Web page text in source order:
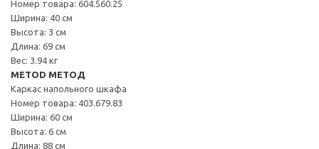
Номер товара: 604.560.25
Ширина: 40 см
Высота: 3 см
Длина: 69 см
Вес: 3.94 кг
METOD МЕТОД
Каркас напольного шкафа
Номер товара: 403.679.83
Ширина: 60 см
Высота: 6 см
Длина: 88 см